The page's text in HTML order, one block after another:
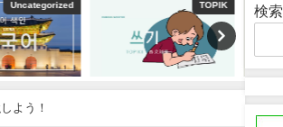
TOPIK 韓国旅行
よう！
検索